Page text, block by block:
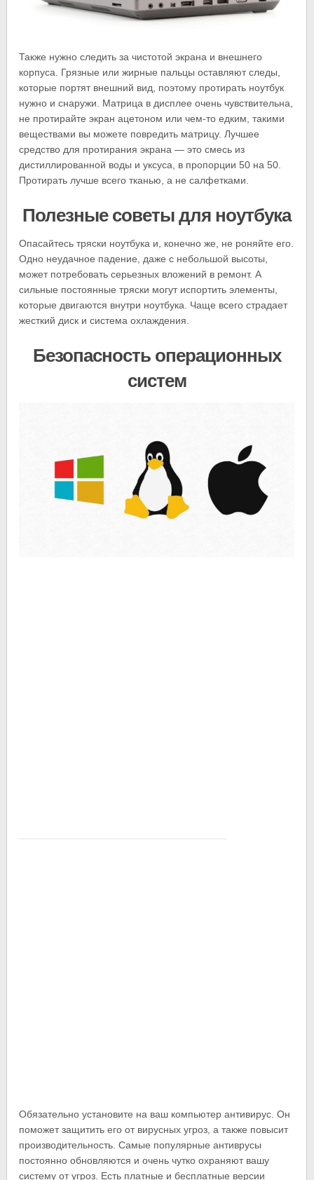
Также нужно следить за чистотой экрана и внешнего
корпуса. Грязные или жирные пальцы оставляют следы,
которые портят внешний вид, поэтому протирать ноутбук
нужно и снаружи. Матрица в дисплее очень чувствительна,
не протирайте экран ацетоном или чем-то едким, такими
веществами вы можете повредить матрицу. Лучшее
средство для протирания экрана — это смесь из
дистиллированной воды и уксуса, в пропорции 50 на 50.
Протирать лучше всего тканью, а не салфетками.
Полезные советы для ноутбука
Опасайтесь тряски ноутбука и, конечно же, не роняйте его.
Одно неудачное падение, даже с небольшой высоты,
может потребовать серьезных вложений в ремонт. А
сильные постоянные тряски могут испортить элементы,
которые двигаются внутри ноутбука. Чаще всего страдает
жесткий диск и система охлаждения.
Безопасность операционных
систем
Обязательно установите на ваш компьютер антивирус. Он
поможет защитить его от вирусных угроз, а также повысит
производительность. Самые популярные антиврусы
постоянно обновляются и очень чутко охраняют вашу
систему от угроз. Есть платные и бесплатные версии